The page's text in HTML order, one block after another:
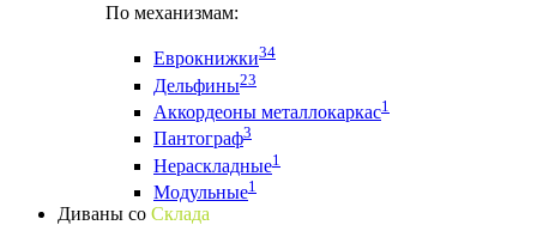
По механизмам:
Еврокнижки34
Дельфины23
Аккордеоны металлокаркас1
Пантограф3
Нераскладные1
Модульные1
Диваны со Склада